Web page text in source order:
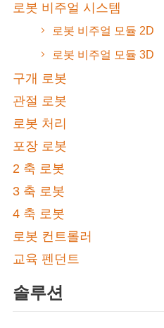
로봇 비주얼 시스템
로봇 비주얼 모듈 2D
로봇 비주얼 모듈 3D
구개 로봇
관절 로봇
로봇 처리
포장 로봇
2 축 로봇
3 축 로봇
4 축 로봇
로봇 컨트롤러
교육 펜던트
솔루션